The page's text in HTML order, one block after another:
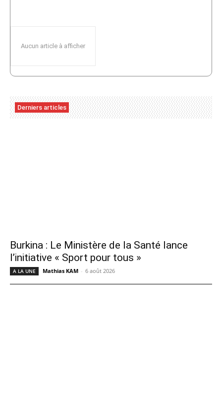
Aucun article à afficher
Derniers articles
Burkina : Le Ministère de la Santé lance
l’initiative « Sport pour tous »
A LA UNE Mathias KAM - 6 août 2026